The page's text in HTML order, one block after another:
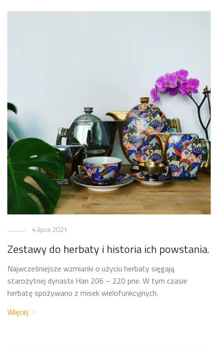
4 lipca 2021
Zestawy do herbaty i historia ich powstania.
Najwcześniejsze wzmianki o użyciu herbaty sięgają
starożytnej dynastii Han 206 – 220 pne. W tym czasie
herbatę spożywano z misek wielofunkcyjnych.
Więcej